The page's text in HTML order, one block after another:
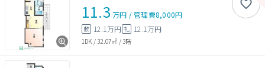
11.3 万円 /管理費8,000円
敷 12.1万円 礼 12.1万円
1DK /32.07㎡ /3階